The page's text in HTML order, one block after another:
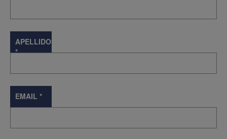
APELLIDOS
*
EMAIL *